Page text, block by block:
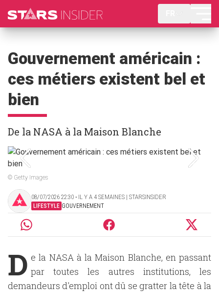
Gouvernement américain :
ces métiers existent bel et
bien
De la NASA à la Maison Blanche
© Getty Images
08/07/2026 22:30 ‧ IL Y A 4 SEMAINES | STARSINSIDER
LIFESTYLE GOUVERNEMENT
D e la NASA à la Maison Blanche, en passant
par toutes les autres institutions, les
demandeurs d'emploi ont dû se gratter la tête à la